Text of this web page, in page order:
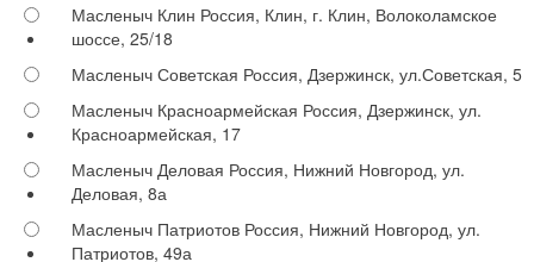
Масленыч Клин Россия, Клин, г. Клин, Волоколамское
шоссе, 25/18
Масленыч Советская Россия, Дзержинск, ул.Советская, 5
Масленыч Красноармейская Россия, Дзержинск, ул.
Красноармейская, 17
Масленыч Деловая Россия, Нижний Новгород, ул.
Деловая, 8а
Масленыч Патриотов Россия, Нижний Новгород, ул.
Патриотов, 49а